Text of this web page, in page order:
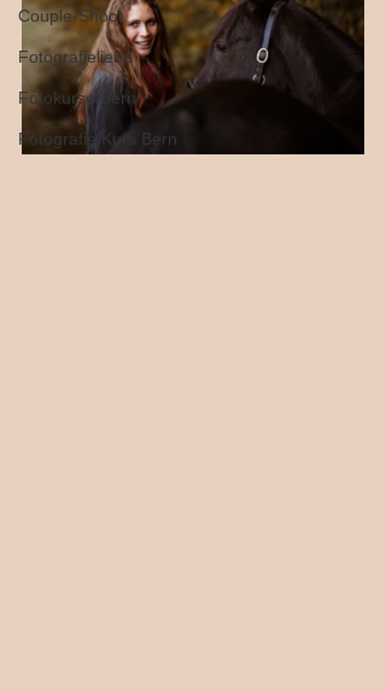
Couple-Shoot
Fotografieliebe
Fotokurse Bern
Fotografie Kurs Bern